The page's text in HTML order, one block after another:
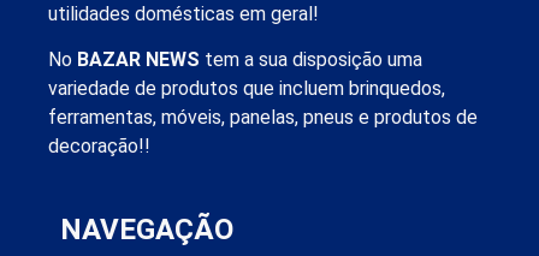
utilidades domésticas em geral!
No BAZAR NEWS tem a sua disposição uma
variedade de produtos que incluem brinquedos,
ferramentas, móveis, panelas, pneus e produtos de
decoração!!
NAVEGAÇÃO